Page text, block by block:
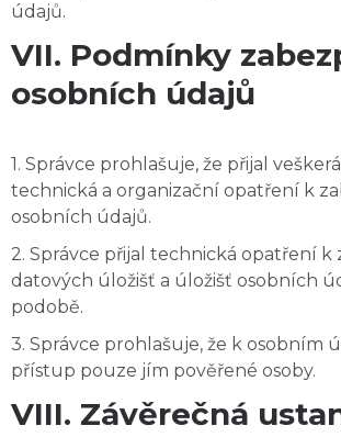
údajů.
VII. Podmínky
osobních údajů
1. Správce prohlašuje, že přijal
technická a organizační opatření k
osobních údajů.
2. Správce přijal technická opatření k
datových úložišť a úložišť osobních
podobě.
3. Správce prohlašuje, že k osobním
přístup pouze jím pověřené osoby.
VIII. Závěrečná